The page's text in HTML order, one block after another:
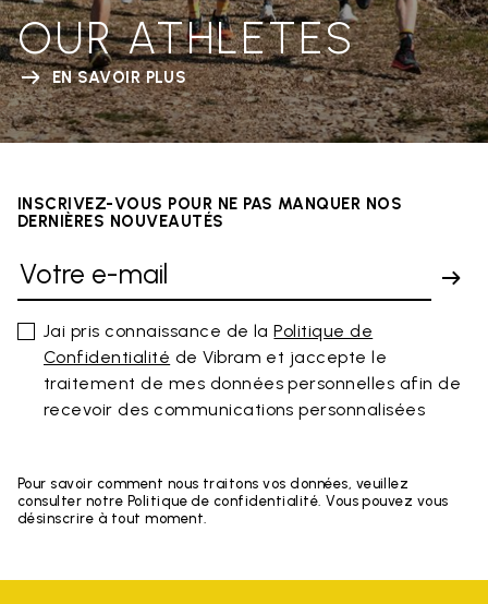
OUR ATHLETES
EN SAVOIR PLUS
INSCRIVEZ-VOUS POUR NE PAS MANQUER NOS
DERNIÈRES NOUVEAUTÉS
Jai pris connaissance de laPolitique de
Confidentialité de Vibram et jaccepte le
traitement de mes données personnelles afin de
recevoir des communications personnalisées
Pour savoir comment nous traitons vos données, veuillez
consulter notre Politique de confidentialité. Vous pouvez vous
désinscrire à tout moment.